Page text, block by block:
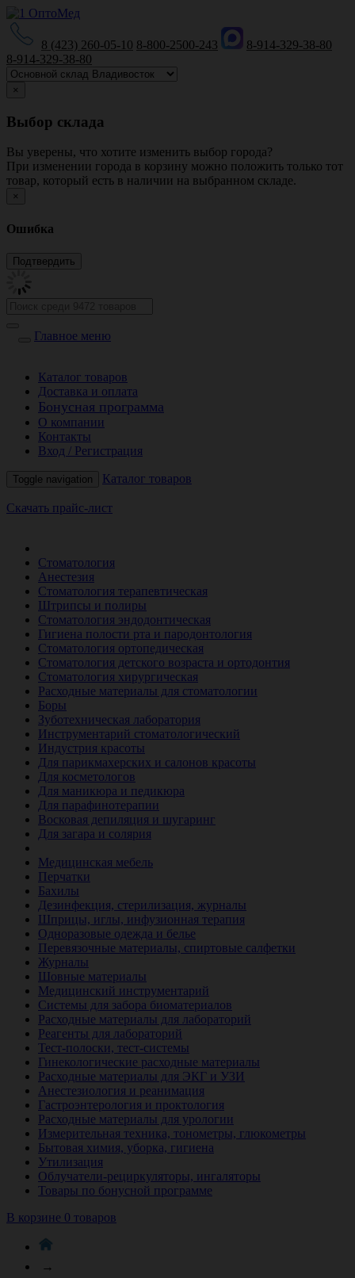
8 (423) 260-05-10 8-800-2500-243
8-914-329-38-80
8-914-329-38-80
×
Выбор склада
Вы уверены, что хотите изменить выбор города?
При изменении города в корзину можно положить только тот
товар, который есть в наличии на выбранном складе.
×
Ошибка
Главное меню
Каталог товаров
Доставка и оплата
Бонусная программа
О компании
Контакты
Вход / Регистрация
Toggle navigation Каталог товаров
Скачать прайс-лист
Стоматология
Анестезия
Стоматология терапевтическая
Штрипсы и полиры
Стоматология эндодонтическая
Гигиена полости рта и пародонтология
Стоматология ортопедическая
Стоматология детского возраста и ортодонтия
Стоматология хирургическая
Расходные материалы для стоматологии
Боры
Зуботехническая лаборатория
Инструментарий стоматологический
Индустрия красоты
Для парикмахерских и салонов красоты
Для косметологов
Для маникюра и педикюра
Для парафинотерапии
Восковая депиляция и шугаринг
Для загара и солярия
Медицинская мебель
Перчатки
Бахилы
Дезинфекция, стерилизация, журналы
Шприцы, иглы, инфузионная терапия
Одноразовые одежда и белье
Перевязочные материалы, спиртовые салфетки
Журналы
Шовные материалы
Медицинский инструментарий
Системы для забора биоматериалов
Расходные материалы для лабораторий
Реагенты для лабораторий
Тест-полоски, тест-системы
Гинекологические расходные материалы
Расходные материалы для ЭКГ и УЗИ
Анестезиология и реанимация
Гастроэнтерология и проктология
Расходные материалы для урологии
Измерительная техника, тонометры, глюкометры
Бытовая химия, уборка, гигиена
Утилизация
Облучатели-рециркуляторы, ингаляторы
Товары по бонусной программе
В корзине 0 товаров
→